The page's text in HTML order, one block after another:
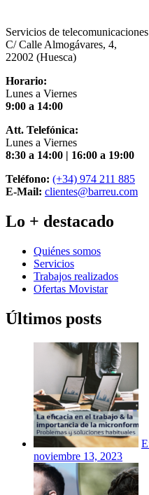
Servicios de telecomunicaciones
C/ Calle Almogávares, 4,
22002 (Huesca)
Horario:
Lunes a Viernes
9:00 a 14:00
Att. Telefónica:
Lunes a Viernes
8:30 a 14:00 | 16:00 a 19:00
Teléfono: (+34) 974 211 885
E-Mail: clientes@barreu.com
Lo + destacado
Quiénes somos
Servicios
Trabajos realizados
Ofertas Movistar
Últimos posts
noviembre 13, 2023